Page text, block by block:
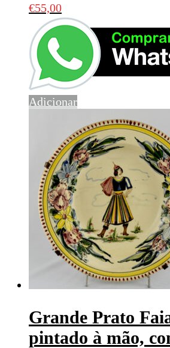
€55,00
Adicionar
Grande Prato
pintado à mão,